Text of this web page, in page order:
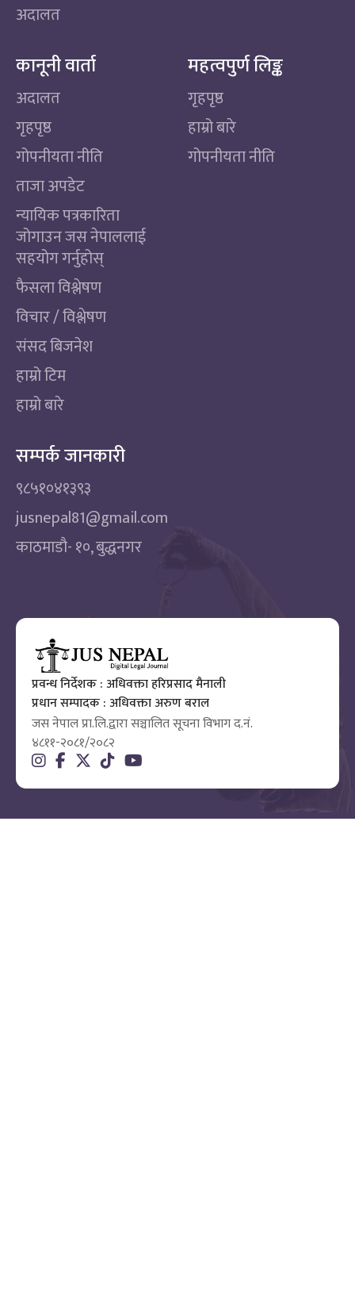
अदालत
कानूनी वार्ता
अदालत
गृहपृष्ठ
गोपनीयता नीति
ताजा अपडेट
न्यायिक पत्रकारिता
जोगाउन जस नेपाललाई
सहयोग गर्नुहोस्
फैसला विश्लेषण
विचार / विश्लेषण
संसद बिजनेश
हाम्रो टिम
हाम्रो बारे
महत्वपुर्ण लिङ्क
गृहपृष्ठ
हाम्रो बारे
गोपनीयता नीति
सम्पर्क जानकारी
९८५१०४१३९३
jusnepal81@gmail.com
काठमाडाै‌- १०, बुद्धनगर
प्रवन्ध निर्देशक : अधिवक्ता हरिप्रसाद मैनाली
प्रधान सम्पादक : अधिवक्ता अरुण बराल
जस नेपाल प्रा.लि.द्वारा सञ्चालित सूचना विभाग द.नं.
४८११-२०८१/२०८२